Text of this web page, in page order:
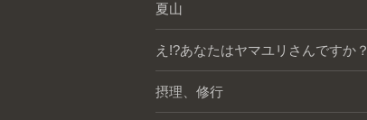
夏山
え!?あなたはヤマユリさんですか？
摂理、修行